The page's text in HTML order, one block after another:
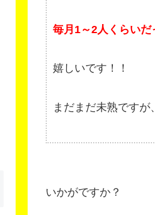
毎月1～2人くらいだ
嬉しいです！！
まだまだ未熟ですが
いかがですか？